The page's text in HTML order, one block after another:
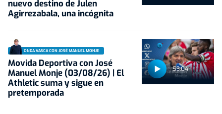
nuevo destino de Julen
Agirrezabala, una incógnita
53:04
ONDA VASCA CON JOSÉ MANUEL MONJE
Movida Deportiva con José
Manuel Monje (03/08/26) | El
Athletic suma y sigue en
pretemporada